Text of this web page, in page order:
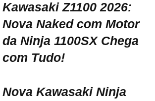
Kawasaki Z1100 2026:
Nova Naked com Motor
da Ninja 1100SX Chega
com Tudo!
Nova Kawasaki Ninja